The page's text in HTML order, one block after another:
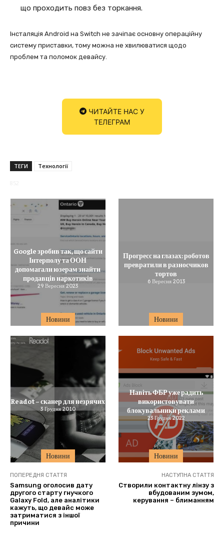
що проходить повз без торкання.
Інсталяція Android на Switch не зачіпає основну операційну
систему приставки, тому можна не хвилюватися щодо
проблем та поломок девайсу.
ЧИТАЙТЕ НАС У
ТЕЛЕГРАМ
ТЕГИ Технології
Новини
Google зробив так, що сайти
Інтерполу та ООН
допомагали юзерам знайти
продавців наркотиків
29 Вересня 2023
Новини
Прогресс на глазах: роботов
превратили в разносчиков
тортов
6 Вересня 2013
Новини
Readot – сканер для незрячих
3 Грудня 2010
Новини
Навіть ФБР уже радить
використовувати
блокувальники реклами
23 Грудня 2022
ПОПЕРЕДНЯ СТАТТЯ
Samsung оголосив дату
другого старту гнучкого
Galaxy Fold, але аналітики
кажуть, що девайс може
затриматися з іншої
причини
НАСТУПНА СТАТТЯ
Створили контактну лінзу з
вбудованим зумом,
керування – блиманням